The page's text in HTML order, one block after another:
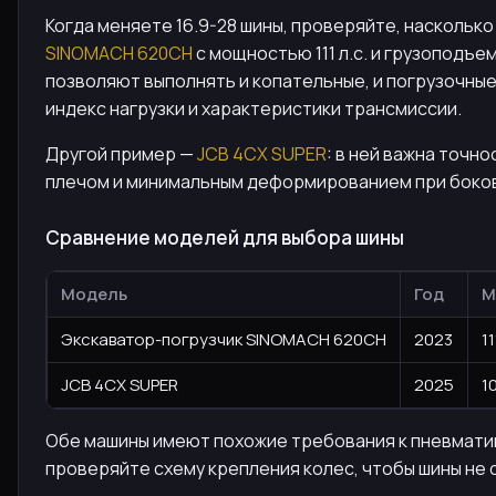
Когда меняете 16.9-28 шины, проверяйте,
SINOMACH 620CHс мощностью 111 л.с. и
позволяют выполнять и копательные, и
индекс нагрузки и характеристики трансмиссии.
Другой пример —JCB 4CX SUPER: в ней важна
плечом и минимальным деформированием при
Сравнение моделей для выбора шины
Модель Год
Экскаватор-погрузчик SINOMACH 620CH
2023
JCB 4CX SUPER
2025
Обе машины имеют похожие требования к
проверяйте схему крепления колес, чтобы шины не